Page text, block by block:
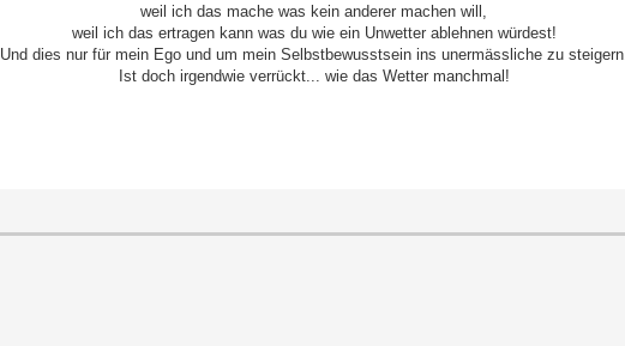
weil ich das mache was kein anderer machen will,
weil ich das ertragen kann was du wie ein Unwetter ablehnen würdest!
Und dies nur für mein Ego und um mein Selbstbewusstsein ins unermässliche zu steigern.
Ist doch irgendwie verrückt... wie das Wetter manchmal!